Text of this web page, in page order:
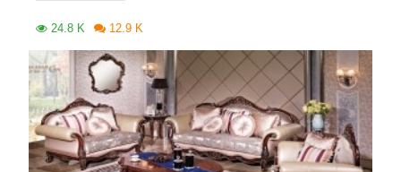
24.8 K 12.9 K